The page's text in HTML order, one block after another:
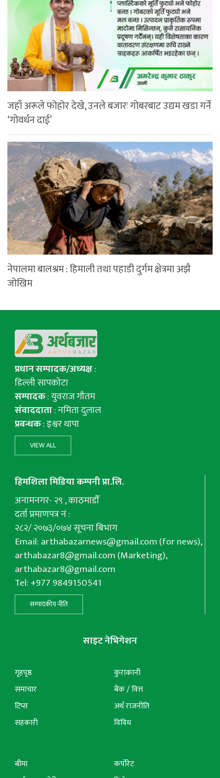
जहाँ अरूले फोहोर देखे, उनले बजारः गोबरबाट उद्यम खडा गर्ने
‘गोवर्धन दाई’
नेपालमा बालश्रम : हिमाली तथा पहाडी दुर्गम क्षेत्रमा अझै
जोखिम
प्रधान सम्पादक/अध्यक्ष:
डिल्ली सापकोटा
सम्पादक: युवराज गाैतम
संवाददाता: नमिता दुलाल
प्रबन्धक: इश्वर थापा
VIEW ALL
हिमशिला मिडिया कम्पनी प्रा.लि.
अनामनगर- २९ , काठमाडौँ
दर्ता प्रमाणपत्र नं :
२८२/ २०७३/०७४ सूचना बिभाग
Email:arthabazarnews@gmail.com(for news),
arthabazar8@gmail.com(Marketing),
arthabazar8@gmail.com
Tel: +977 9849150541
सम्पादकीय नीति
साइट नेभिगेशन
गृहपृष्ठ
समाचार
टिप्स
सहकारी
कुराकानी
बैंक / वित्त
अर्थ राजनीति
विविध
बीमा
कर्पोरेट